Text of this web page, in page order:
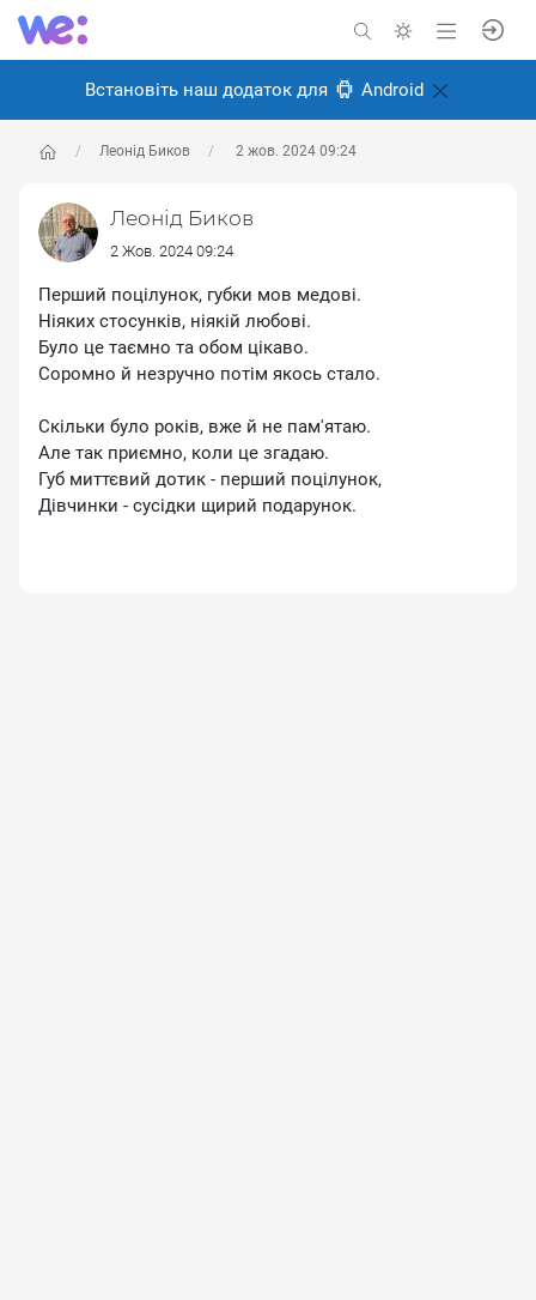
Встановіть наш додаток для Android
Леонід Биков 2 жов. 2024 09:24
Леонід Биков
2 Жов. 2024 09:24
Перший поцілунок, губки мов медові.
Ніяких стосунків, ніякій любові.
Було це таємно та обом цікаво.
Соромно й незручно потім якось стало.
Скільки було років, вже й не пам'ятаю.
Але так приємно, коли це згадаю.
Губ миттєвий дотик - перший поцілунок,
Дівчинки - сусідки щирий подарунок.